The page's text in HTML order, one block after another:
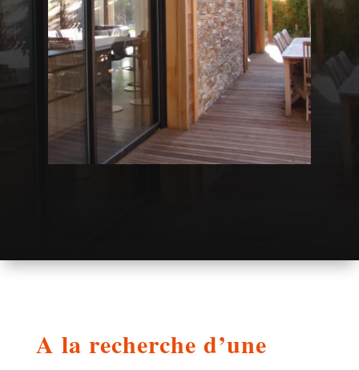
A la recherche d’une